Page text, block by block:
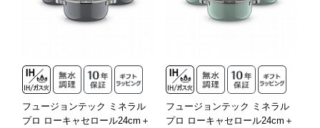
フュージョンテック ミネラル
プロ ローキャセロール24cm＋
フュージョンテック ミネラル
プロ ローキャセロール24cm＋